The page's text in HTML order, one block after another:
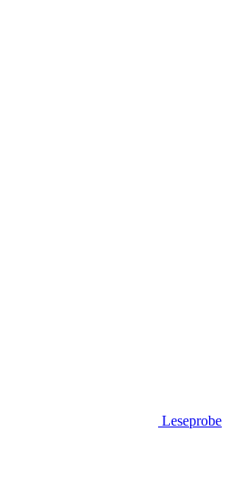
Leseprobe